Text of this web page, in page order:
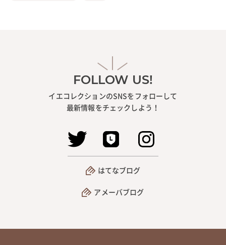
FOLLOW US!
イエコレクションのSNSをフォローして
最新情報をチェックしよう！
はてなブログ
アメーバブログ